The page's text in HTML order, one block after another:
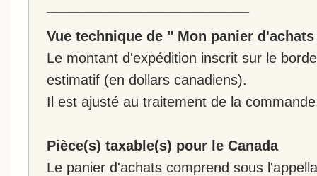
Vue technique de " Mon panier
Le montant d'expédition inscrit sur le
estimatif (en dollars canadiens).
Il est ajusté au traitement de la
Pièce(s) taxable(s) pour le Canada
Le panier d'achats comprend sous